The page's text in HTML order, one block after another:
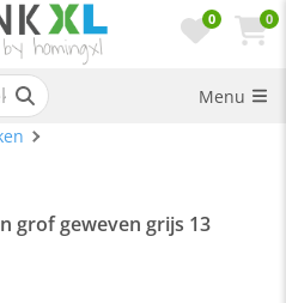
0 0
Menu
grof geweven grijs 13